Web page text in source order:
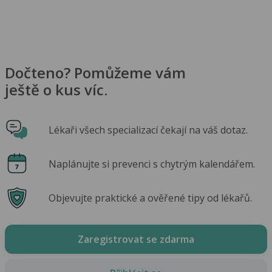
Dočteno? Pomůžeme vám
ještě o kus víc.
Lékaři všech specializací čekají na váš dotaz.
Naplánujte si prevenci s chytrým kalendářem.
Objevujte praktické a ověřené tipy od lékařů.
Zaregistrovat se zdarma